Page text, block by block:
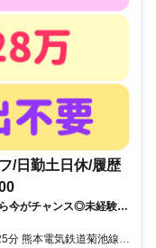
/日勤土日休/履歴
今がチャンス◎未経験